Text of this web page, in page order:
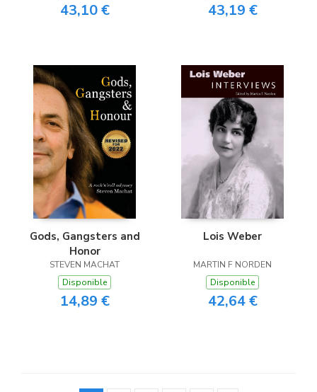
43,10 € 43,19 €
Gods, Gangsters and
Honor
STEVEN MACHAT
Disponible
14,89 €
Lois Weber
MARTIN F NORDEN
Disponible
42,64 €